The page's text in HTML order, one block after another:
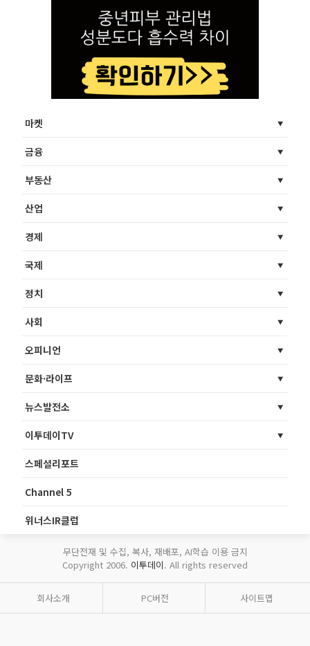
마켓
금융
부동산
산업
경제
국제
정치
사회
오피니언
문화·라이프
뉴스발전소
이투데이TV
스페셜리포트
Channel 5
위너스IR클럽
무단전재 및 수집, 복사, 재배포, AI학습 이용 금지
Copyright 2006. 이투데이. All rights reserved
회사소개 PC버전 사이트맵